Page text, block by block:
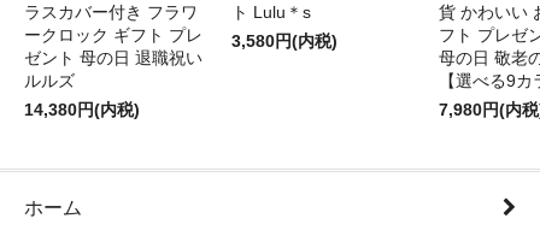
ラスカバー付き フラワ
ークロック ギフト プレ
ゼント 母の日 退職祝い
ルルズ
14,380円(内税)
ト Lulu＊s
3,580円(内税)
貨 かわいい
フト プレゼ
母の日 敬老
【選べる9カ
7,980円(内
ホーム